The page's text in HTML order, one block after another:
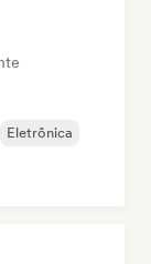
Eletrônica